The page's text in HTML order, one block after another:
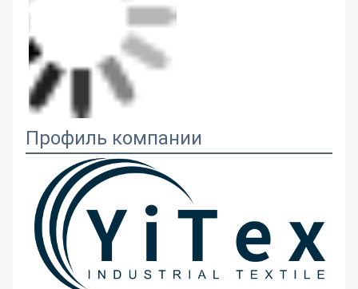
Профиль компании